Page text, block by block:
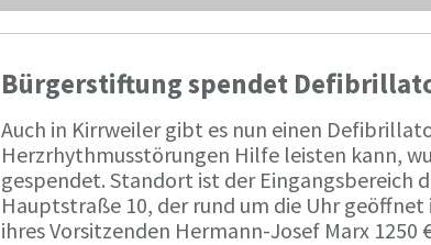
Bürgerstiftung spendet
Auch in Kirrweiler gibt es nun einen
Herzrhythmusstörungen Hilfe leisten kann,
gespendet. Standort ist der Eingangsbereich
Hauptstraße 10, der rund um die Uhr
ihres Vorsitzenden Hermann-Josef Marx 1250